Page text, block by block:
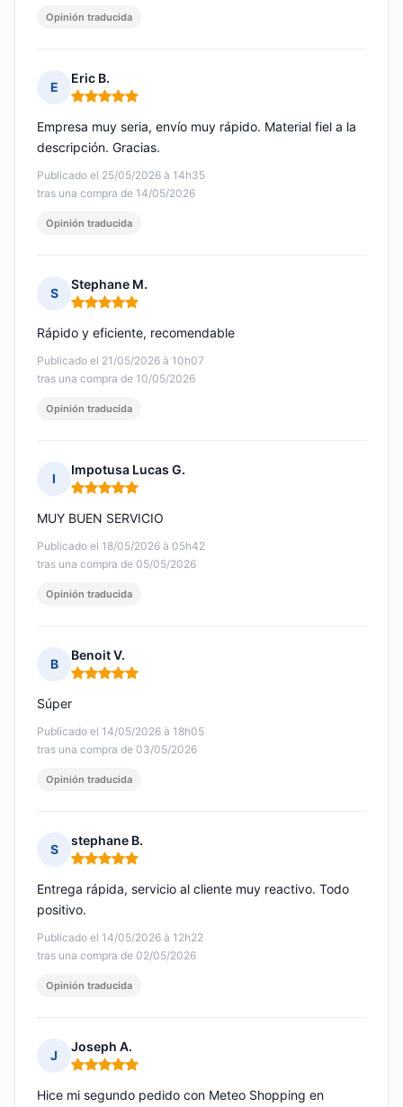
Opinión traducida
E
Eric B.
Nota: 5 de 5
Publicado el 25/05/2026 à 14h35
tras una compra de 14/05/2026
Empresa muy seria, envío muy rápido. Material fiel a la
descripción. Gracias.
Opinión traducida
S
Stephane M.
Nota: 5 de 5
Publicado el 21/05/2026 à 10h07
tras una compra de 10/05/2026
Rápido y eficiente, recomendable
Opinión traducida
I
Impotusa Lucas G.
Nota: 5 de 5
Publicado el 18/05/2026 à 05h42
tras una compra de 05/05/2026
MUY BUEN SERVICIO
Opinión traducida
B
Benoit V.
Nota: 5 de 5
Publicado el 14/05/2026 à 18h05
tras una compra de 03/05/2026
Súper
Opinión traducida
S
stephane B.
Nota: 5 de 5
Publicado el 14/05/2026 à 12h22
tras una compra de 02/05/2026
Entrega rápida, servicio al cliente muy reactivo. Todo
positivo.
Opinión traducida
J
Joseph A.
Nota: 5 de 5
Hice mi segundo pedido con Meteo Shopping en